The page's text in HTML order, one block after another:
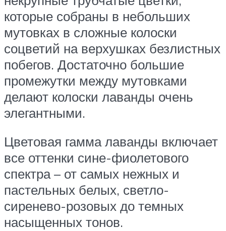
которые собраны в небольших
мутовках в сложные колоски
соцветий на верхушках безлистных
побегов. Достаточно большие
промежутки между мутовками
делают колоски лаванды очень
элегантными.
Цветовая гамма лаванды включает
все оттенки сине-фиолетового
спектра – от самых нежных и
пастельных белых, светло-
сиренево-розовых до темных
насыщенных тонов.